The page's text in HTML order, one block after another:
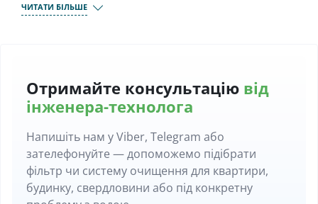
який зручний для вас час.
ЧИТАТИ БІЛЬШЕ
Отримайте консультацію від
інженера-технолога
Напишіть нам у Viber, Telegram або
зателефонуйте — допоможемо підібрати
фільтр чи систему очищення для квартири,
будинку, свердловини або під конкретну